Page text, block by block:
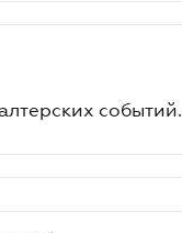
событий.